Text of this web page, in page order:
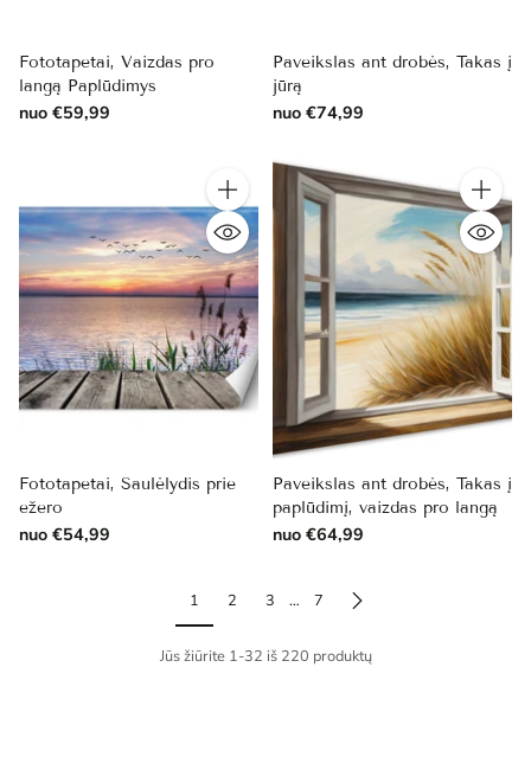
Fototapetai, Vaizdas pro
langą Paplūdimys
nuo €59,99
Paveikslas ant drobės, Takas į
jūrą
nuo €74,99
Kiekis
Fototapetai, Saulėlydis prie
ežero
nuo €54,99
Kiekis
Paveikslas ant drobės, Takas į
paplūdimį, vaizdas pro langą
nuo €64,99
1 2 3 … 7
Jūs žiūrite 1-32 iš 220 produktų